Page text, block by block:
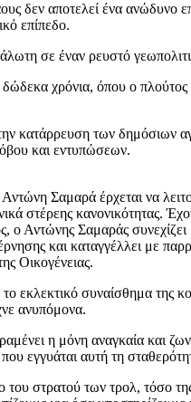
δεν αποτελεί ένα ανώδυνο
επίπεδο.
σε έναν ρευστό
χρόνια, όπου ο πλούτος
κατάρρευση των δημόσιων
και εντυπώσεων.
Σαμαρά έρχεται να
στέρεης κανονικότητας.
ο Αντώνης Σαμαράς
και καταγγέλλει με
Οικογένειας.
συναίσθημα της
ανυπόμονα.
η μόνη αναγκαία και
εγγυάται αυτή τη
στρατού των τρολ, τόσο